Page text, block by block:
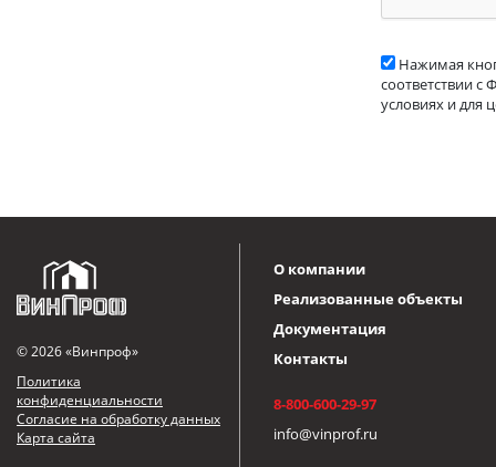
Нажимая
соответствии
условиях и для
© 2026 «Винпроф»
Политика
конфиденциальности
Согласие на обработку данных
Карта сайта
О компании
Реализованные объекты
Документация
Контакты
8-800-600-29-97
info@vinprof.ru